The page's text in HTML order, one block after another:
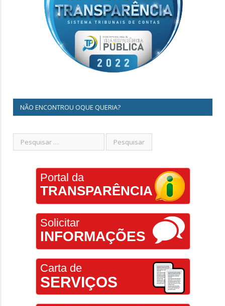
NÃO ENCONTROU OQUE QUERIA?
Portal da
TRANSPARÊNCIA
Solicitar
INFORMAÇÕES
Carta de
SERVIÇOS